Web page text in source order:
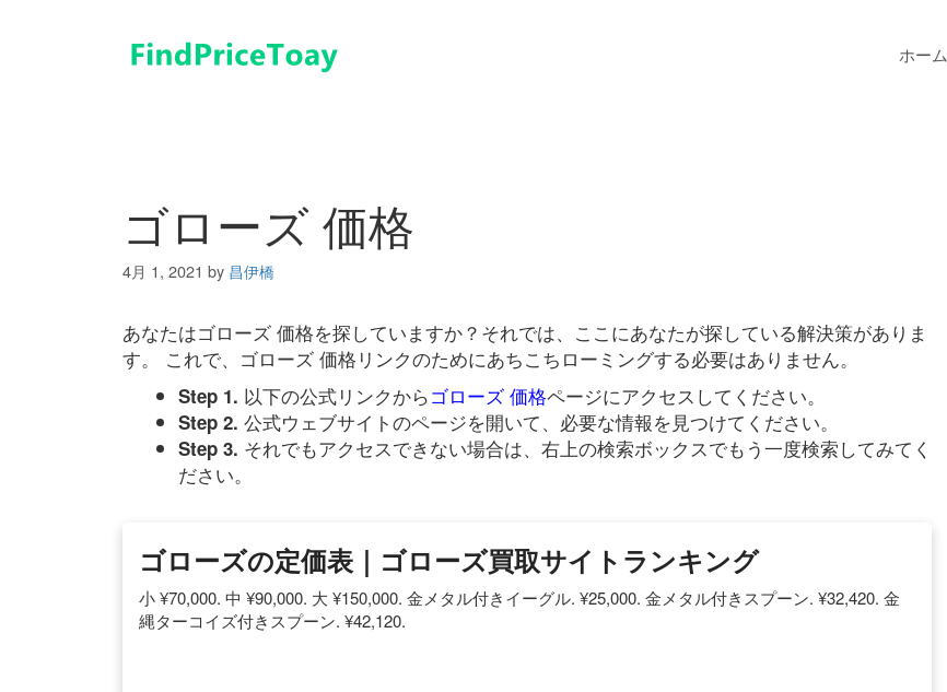
ホーム
ゴローズ 価格
4月 1, 2021 by 昌伊橋
あなたはゴローズ 価格を探していますか？それでは、ここにあなたが探している解決策がありま
す。 これで、ゴローズ 価格リンクのためにあちこちローミングする必要はありません。
Step 1. 以下の公式リンクからゴローズ 価格ページにアクセスしてください。
Step 2. 公式ウェブサイトのページを開いて、必要な情報を見つけてください。
Step 3. それでもアクセスできない場合は、右上の検索ボックスでもう一度検索してみてく
ださい。
ゴローズの定価表｜ゴローズ買取サイトランキング
小 ¥70,000. 中 ¥90,000. 大 ¥150,000. 金メタル付きイーグル. ¥25,000. 金メタル付きスプーン. ¥32,420. 金
縄ターコイズ付きスプーン. ¥42,120.